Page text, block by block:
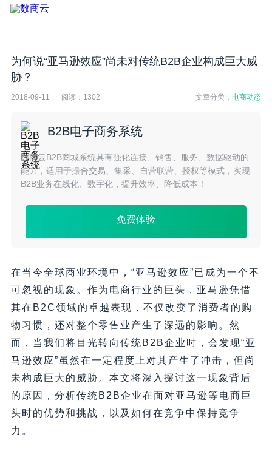
为何说“亚马逊效应”尚未对传统B2B企业构成巨大威
胁？
2018-09-11 阅读： 1302 文章分类：电商动态
B2B电子商务系统
数商云B2B商城系统具有强化连接、销售、服务、数据驱动的
能力，适用于撮合交易、集采、自营联营、授权等模式，实现
B2B业务在线化、数字化，提升效率、降低成本！
免费体验
在当今全球商业环境中，“亚马逊效应”已成为一个不
可忽视的现象。作为电商行业的巨头，亚马逊凭借
其在B2C领域的卓越表现，不仅改变了消费者的购
物习惯，还对整个零售业产生了深远的影响。然
而，当我们将目光转向传统B2B企业时，会发现“亚
马逊效应”虽然在一定程度上对其产生了冲击，但尚
未构成巨大的威胁。本文将深入探讨这一现象背后
的原因，分析传统B2B企业在面对亚马逊等电商巨
头时的优势和挑战，以及如何在竞争中保持竞争
力。